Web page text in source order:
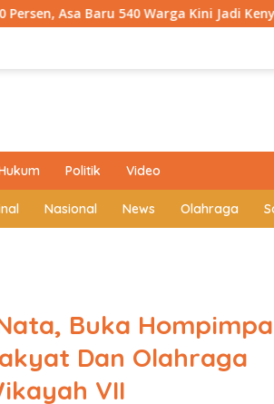
Kini Jadi Kenyataan Kodim
Politik Video
Nasional News Olahraga
Buka Hompimpa
Dan Olahraga
VII